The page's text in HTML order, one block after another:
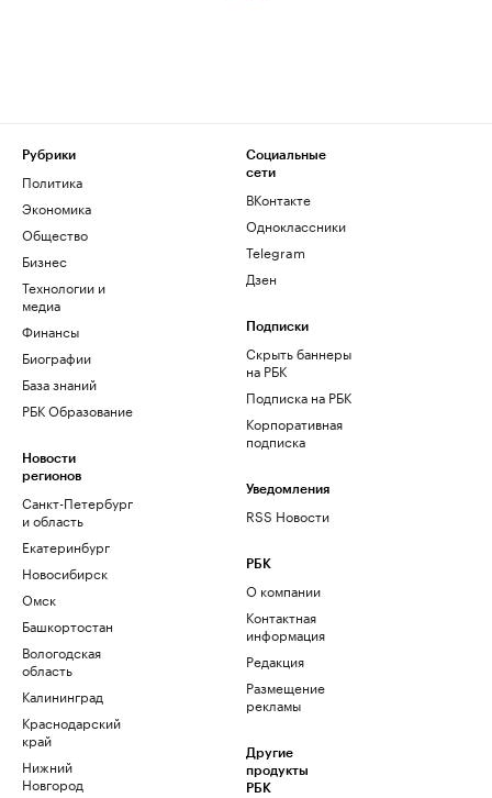
Рубрики
Политика
Экономика
Общество
Бизнес
Технологии и
медиа
Финансы
Биографии
База знаний
РБК Образование
Новости
регионов
Санкт-Петербург
и область
Екатеринбург
Новосибирск
Омск
Башкортостан
Вологодская
область
Калининград
Краснодарский
край
Нижний
Новгород
Социальные
сети
ВКонтакте
Одноклассники
Telegram
Дзен
Подписки
Скрыть баннеры
на РБК
Подписка на РБК
Корпоративная
подписка
Уведомления
RSS Новости
РБК
О компании
Контактная
информация
Редакция
Размещение
рекламы
Другие
продукты
РБК